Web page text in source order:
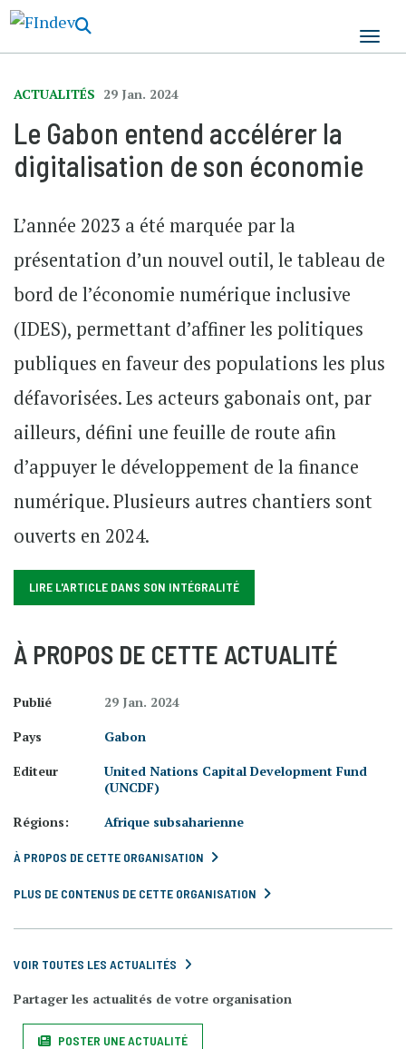
ACTUALITÉS 29 Jan. 2024
Le Gabon entend accélérer la
digitalisation de son économie
L’année 2023 a été marquée par la
présentation d’un nouvel outil, le tableau de
bord de l’économie numérique inclusive
(IDES), permettant d’affiner les politiques
publiques en faveur des populations les plus
défavorisées. Les acteurs gabonais ont, par
ailleurs, défini une feuille de route afin
d’appuyer le développement de la finance
numérique. Plusieurs autres chantiers sont
ouverts en 2024.
LIRE L'ARTICLE DANS SON INTÉGRALITÉ
À PROPOS DE CETTE ACTUALITÉ
Publié
29 Jan. 2024
Pays
Gabon
Editeur
United Nations Capital Development Fund
(UNCDF)
Régions:
Afrique subsaharienne
À PROPOS DE CETTE ORGANISATION
PLUS DE CONTENUS DE CETTE ORGANISATION
VOIR TOUTES LES ACTUALITÉS
Partager les actualités de votre organisation
POSTER UNE ACTUALITÉ